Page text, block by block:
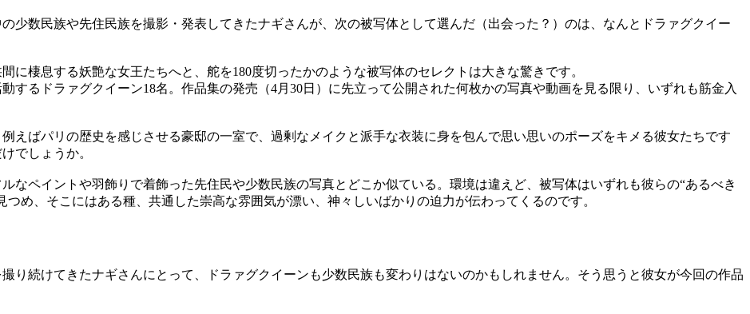
少数民族や先住民族を撮影・発表してきたナギさんが、次の被写体として選んだ（出会った？）のは、なんとドラァグクイー
に棲息する妖艶な女王たちへと、舵を180度切ったかのような被写体のセレクトは大きな驚きです。
するドラァグクイーン18名。作品集の発売（4月30日）に先立って公開された何枚かの写真や動画を見る限り、いずれも筋金入
えばパリの歴史を感じさせる豪邸の一室で、過剰なメイクと派手な衣装に身を包んで思い思いのポーズをキメる彼女たちです
でしょうか。
なペイントや羽飾りで着飾った先住民や少数民族の写真とどこか似ている。環境は違えど、被写体はいずれも彼らの“あるべき
め、そこにはある種、共通した崇高な雰囲気が漂い、神々しいばかりの迫力が伝わってくるのです。
り続けてきたナギさんにとって、ドラァグクイーンも少数民族も変わりはないのかもしれません。そう思うと彼女が今回の作品